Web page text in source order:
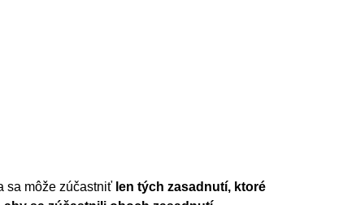
sa môže zúčastniť len tých zasadnutí, ktoré